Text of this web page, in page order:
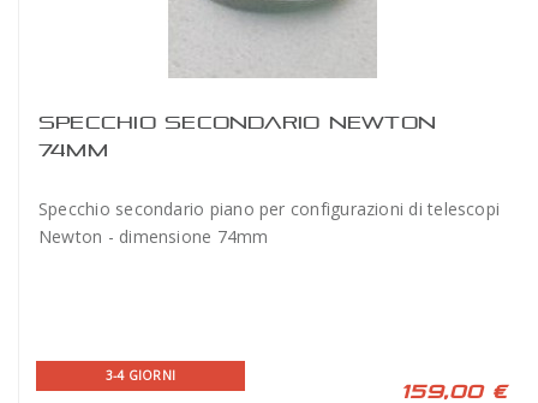
SPECCHIO SECONDARIO NEWTON
74MM
Specchio secondario piano per configurazioni di telescopi
Newton - dimensione 74mm
3-4 GIORNI
159,00 €